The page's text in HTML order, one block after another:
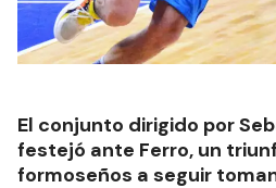
El conjunto dirigido por
festejó ante Ferro, un
formoseños a seguir